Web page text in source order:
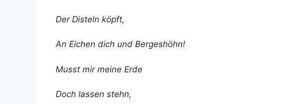
Der Disteln köpft,
An Eichen dich und Bergeshöhn!
Musst mir meine Erde
Doch lassen stehn,